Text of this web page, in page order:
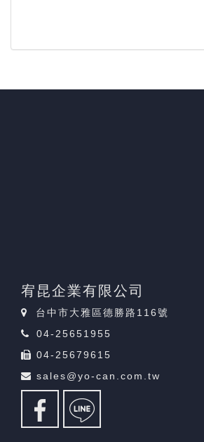
宥昆企業有限公司
台中市大雅區德勝路116號
04-25651955
04-25679615
sales@yo-can.com.tw